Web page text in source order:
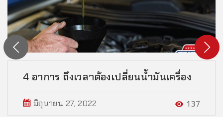
4 อาการ ถึงเวลาต้องเปลี่ยนน้ำมันเครื่อง
มิถุนายน 27, 2022 137